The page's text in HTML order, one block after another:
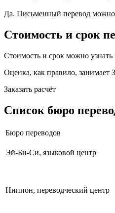
Да. Письменный перевод можно
Стоимость и срок
Стоимость и срок можно
Оценка, как правило, занимает
Заказать расчёт
Список бюро
Бюро переводов
Эй-Би-Си, языковой центр
Ниппон, переводческий центр